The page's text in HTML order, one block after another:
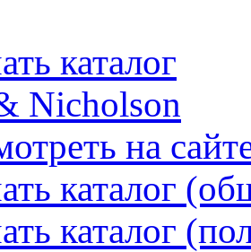
каталог
Nicholson
на
каталог
каталог